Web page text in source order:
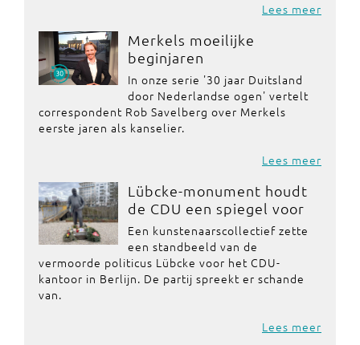
Lees meer
Merkels moeilijke
beginjaren
In onze serie '30 jaar Duitsland
door Nederlandse ogen' vertelt
correspondent Rob Savelberg over Merkels
eerste jaren als kanselier.
Lees meer
Lübcke-monument houdt
de CDU een spiegel voor
Een kunstenaarscollectief zette
een standbeeld van de
vermoorde politicus Lübcke voor het CDU-
kantoor in Berlijn. De partij spreekt er schande
van.
Lees meer